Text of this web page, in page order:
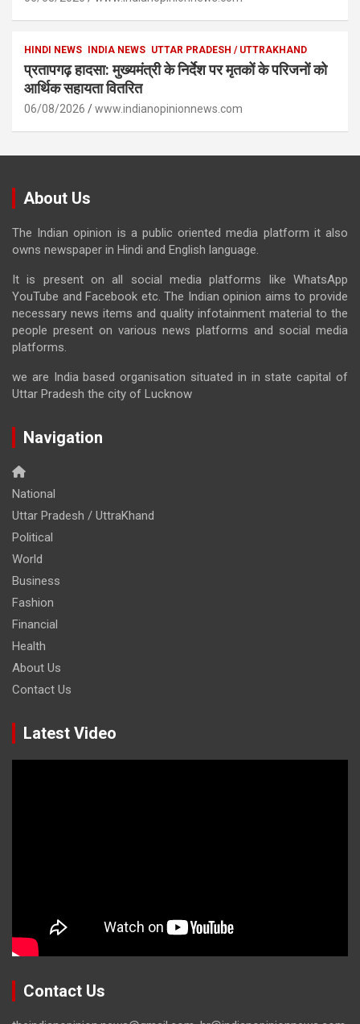
HINDI NEWS INDIA NEWS UTTAR PRADESH / UTTRAKHAND
प्रतापगढ़ हादसा: मुख्यमंत्री के निर्देश पर मृतकों के परिजनों को
आर्थिक सहायता वितरित
06/08/2026 www.indianopinionnews.com
About Us
The Indian opinion is a public oriented media platform it also
owns newspaper in Hindi and English language.
It is present on all social media platforms like WhatsApp
YouTube and Facebook etc. The Indian opinion aims to provide
necessary news items and quality infotainment material to the
people present on various news platforms and social media
platforms.
we are India based organisation situated in in state capital of
Uttar Pradesh the city of Lucknow
Navigation
National
Uttar Pradesh / UttraKhand
Political
World
Business
Fashion
Financial
Health
About Us
Contact Us
Latest Video
Contact Us